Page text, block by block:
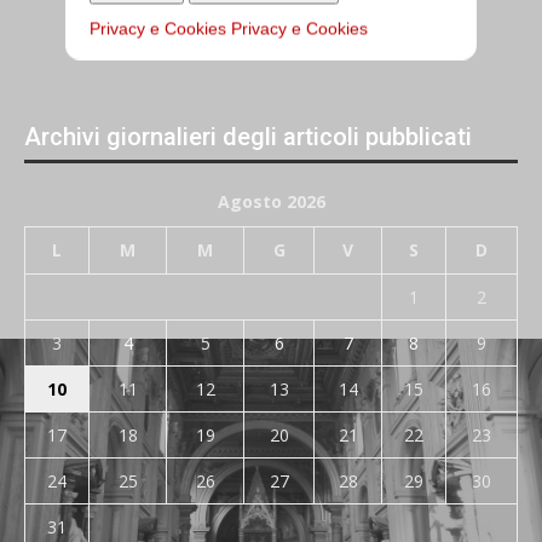
Privacy e Cookies Privacy e Cookies
Archivi giornalieri degli articoli pubblicati
Agosto 2026
L M M G V S D
1
2
3
4 5 6 7 8
9
10
11 12 13 14 15
16
17
18 19 20 21 22
23
24
25 26 27 28 29
30
31